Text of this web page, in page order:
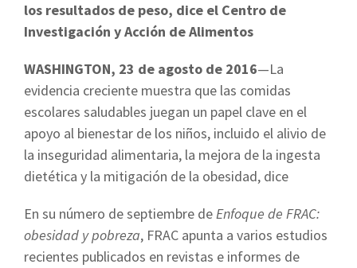
los resultados de peso, dice el Centro de
Investigación y Acción de Alimentos
WASHINGTON, 23 de agosto de 2016—La
evidencia creciente muestra que las comidas
escolares saludables juegan un papel clave en el
apoyo al bienestar de los niños, incluido el alivio de
la inseguridad alimentaria, la mejora de la ingesta
dietética y la mitigación de la obesidad, dice
En su número de septiembre deEnfoque de FRAC:
obesidad y pobreza, FRAC apunta a varios estudios
recientes publicados en revistas e informes de